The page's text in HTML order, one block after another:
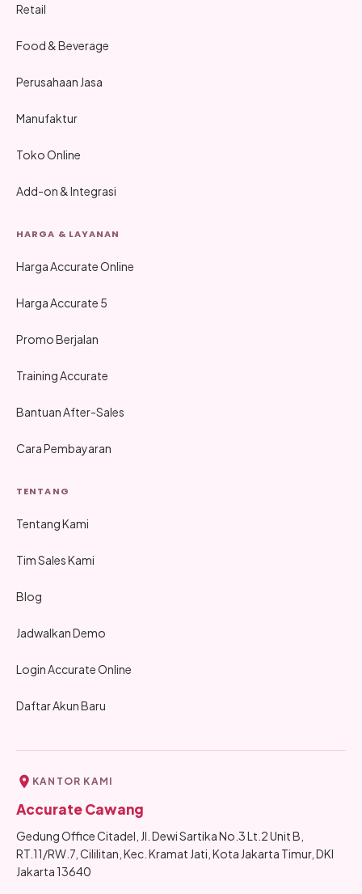
Retail
Food & Beverage
Perusahaan Jasa
Manufaktur
Toko Online
Add-on & Integrasi
HARGA & LAYANAN
Harga Accurate Online
Harga Accurate 5
Promo Berjalan
Training Accurate
Bantuan After-Sales
Cara Pembayaran
TENTANG
Tentang Kami
Tim Sales Kami
Blog
Jadwalkan Demo
Login Accurate Online
Daftar Akun Baru
KANTOR KAMI
Accurate Cawang
Gedung Office Citadel, Jl. Dewi Sartika No.3 Lt.2 Unit B,
RT.11/RW.7, Cililitan, Kec. Kramat Jati, Kota Jakarta Timur, DKI
Jakarta 13640